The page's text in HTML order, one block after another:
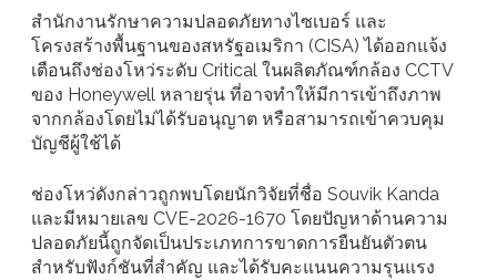
สำนักงานรักษาความปลอดภัยทางไซเบอร์ และ
โครงสร้างพื้นฐานของสหรัฐอเมริกา (CISA) ได้ออกแจ้ง
เตือนถึงช่องโหว่ระดับ Critical ในผลิตภัณฑ์กล้อง CCTV
ของ Honeywell หลายรุ่น ที่อาจทำให้มีการเข้าถึงภาพ
จากกล้องโดยไม่ได้รับอนุญาต หรือสามารถเข้าควบคุม
บัญชีผู้ใช้ได้
ช่องโหว่ดังกล่าวถูกพบโดยนักวิจัยที่ชื่อ Souvik Kanda
และมีหมายเลข CVE-2026-1670 โดยปัญหาด้านความ
ปลอดภัยนี้ถูกจัดเป็นประเภทการขาดการยืนยันตัวตน
สำหรับฟังก์ชันที่สำคัญ และได้รับคะแนนความรุนแรง